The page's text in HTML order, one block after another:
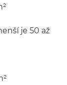
je 50 až